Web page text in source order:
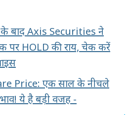
बाद Axis Securities ने
पर HOLD की राय, चेक करें
Price: एक साल के नीचले
ये है बड़ी वजह -